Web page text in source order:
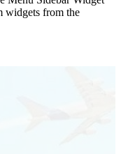
widgets from the